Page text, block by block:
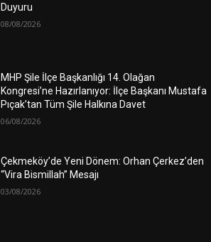
Duyuru
08/08/2026
MHP Şile İlçe Başkanlığı 14. Olağan
Kongresi’ne Hazırlanıyor: İlçe Başkanı Mustafa
Pıçak’tan Tüm Şile Halkına Davet
06/08/2026
Çekmeköy’de Yeni Dönem: Orhan Çerkez’den
“Vira Bismillah” Mesajı
03/08/2026